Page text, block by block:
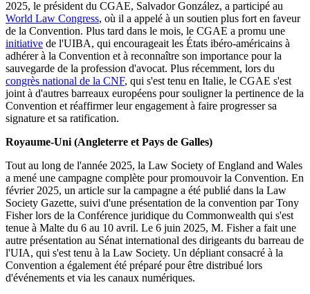
2025, le président du CGAE, Salvador González, a participé au
World Law Congress, où il a appelé à un soutien plus fort en faveur
de la Convention. Plus tard dans le mois, le CGAE a promu une
initiative de l'UIBA, qui encourageait les États ibéro-américains à
adhérer à la Convention et à reconnaître son importance pour la
sauvegarde de la profession d'avocat. Plus récemment, lors du
congrès national de la CNF, qui s'est tenu en Italie, le CGAE s'est
joint à d'autres barreaux européens pour souligner la pertinence de la
Convention et réaffirmer leur engagement à faire progresser sa
signature et sa ratification.
Royaume-Uni (Angleterre et Pays de Galles)
Tout au long de l'année 2025, la Law Society of England and Wales
a mené une campagne complète pour promouvoir la Convention. En
février 2025, un article sur la campagne a été publié dans la Law
Society Gazette, suivi d'une présentation de la convention par Tony
Fisher lors de la Conférence juridique du Commonwealth qui s'est
tenue à Malte du 6 au 10 avril. Le 6 juin 2025, M. Fisher a fait une
autre présentation au Sénat international des dirigeants du barreau de
l'UIA, qui s'est tenu à la Law Society. Un dépliant consacré à la
Convention a également été préparé pour être distribué lors
d'événements et via les canaux numériques.